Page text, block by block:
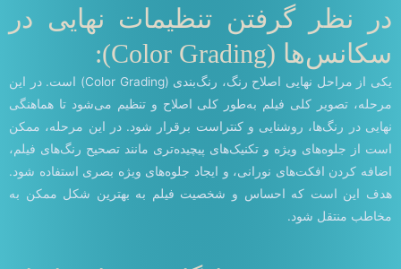
در نظر گرفتن تنظیمات نهایی در
سکانس‌ها (Color Grading):
یکی از مراحل نهایی اصلاح رنگ، رنگ‌بندی (Color Grading) است. در این
مرحله، تصویر کلی فیلم به‌طور کلی اصلاح و تنظیم می‌شود تا هماهنگی
نهایی در رنگ‌ها، روشنایی و کنتراست برقرار شود. در این مرحله، ممکن
است از جلوه‌های ویژه و تکنیک‌های پیچیده‌تری مانند تصحیح رنگ‌های فیلم،
اضافه کردن افکت‌های نورانی، و ایجاد جلوه‌های ویژه بصری استفاده شود.
هدف این است که احساس و شخصیت فیلم به بهترین شکل ممکن به
مخاطب منتقل شود.